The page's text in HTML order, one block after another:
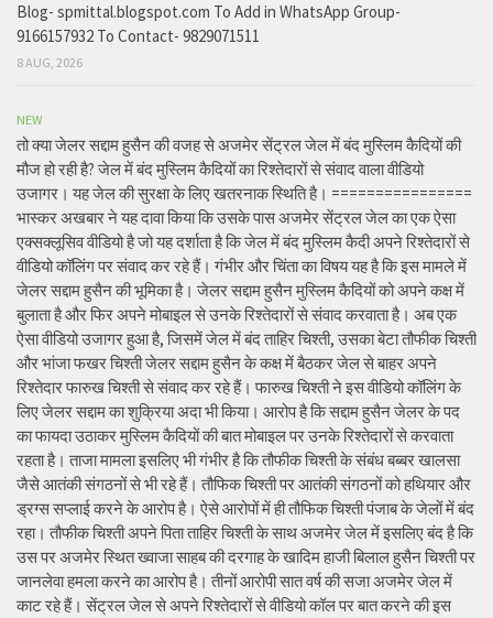
Blog- spmittal.blogspot.com To Add in WhatsApp Group-
9166157932 To Contact- 9829071511
8 AUG, 2026
NEW
तो क्या जेलर सद्दाम हुसैन की वजह से अजमेर सेंट्रल जेल में बंद मुस्लिम कैदियों की
मौज हो रही है? जेल में बंद मुस्लिम कैदियों का रिश्तेदारों से संवाद वाला वीडियो
उजागर। यह जेल की सुरक्षा के लिए खतरनाक स्थिति है। ================
भास्कर अखबार ने यह दावा किया कि उसके पास अजमेर सेंट्रल जेल का एक ऐसा
एक्सक्लूसिव वीडियो है जो यह दर्शाता है कि जेल में बंद मुस्लिम कैदी अपने रिश्तेदारों से
वीडियो कॉलिंग पर संवाद कर रहे हैं। गंभीर और चिंता का विषय यह है कि इस मामले में
जेलर सद्दाम हुसैन की भूमिका है। जेलर सद्दाम हुसैन मुस्लिम कैदियों को अपने कक्ष में
बुलाता है और फिर अपने मोबाइल से उनके रिश्तेदारों से संवाद करवाता है। अब एक
ऐसा वीडियो उजागर हुआ है, जिसमें जेल में बंद ताहिर चिश्ती, उसका बेटा तौफीक चिश्ती
और भांजा फखर चिश्ती जेलर सद्दाम हुसैन के कक्ष में बैठकर जेल से बाहर अपने
रिश्तेदार फारुख चिश्ती से संवाद कर रहे हैं। फारुख चिश्ती ने इस वीडियो कॉलिंग के
लिए जेलर सद्दाम का शुक्रिया अदा भी किया। आरोप है कि सद्दाम हुसैन जेलर के पद
का फायदा उठाकर मुस्लिम कैदियों की बात मोबाइल पर उनके रिश्तेदारों से करवाता
रहता है। ताजा मामला इसलिए भी गंभीर है कि तौफीक चिश्ती के संबंध बब्बर खालसा
जैसे आतंकी संगठनों से भी रहे हैं। तौफिक चिश्ती पर आतंकी संगठनों को हथियार और
ड्रग्स सप्लाई करने के आरोप है। ऐसे आरोपों में ही तौफिक चिश्ती पंजाब के जेलों में बंद
रहा। तौफीक चिश्ती अपने पिता ताहिर चिश्ती के साथ अजमेर जेल में इसलिए बंद है कि
उस पर अजमेर स्थित ख्वाजा साहब की दरगाह के खादिम हाजी बिलाल हुसैन चिश्ती पर
जानलेवा हमला करने का आरोप है। तीनों आरोपी सात वर्ष की सजा अजमेर जेल में
काट रहे हैं। सेंट्रल जेल से अपने रिश्तेदारों से वीडियो कॉल पर बात करने की इस